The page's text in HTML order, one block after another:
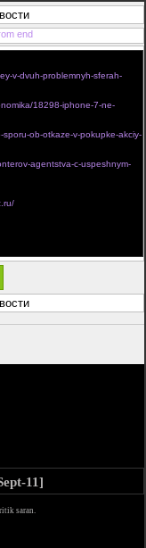
end
v-dvuh-problemnyh-sferah-
18298-iphone-7-ne-
ob-otkaze-v-pokupke-akciy-
agentstva-c-uspeshnym-
11]
saran.